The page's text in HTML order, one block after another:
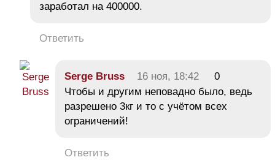
заработал на 400000.
Ответить
Serge Bruss 16 ноя, 18:42
0
Чтобы и другим неповадно было, ведь
разрешено 3кг и то с учётом всех
ограничений!
Ответить